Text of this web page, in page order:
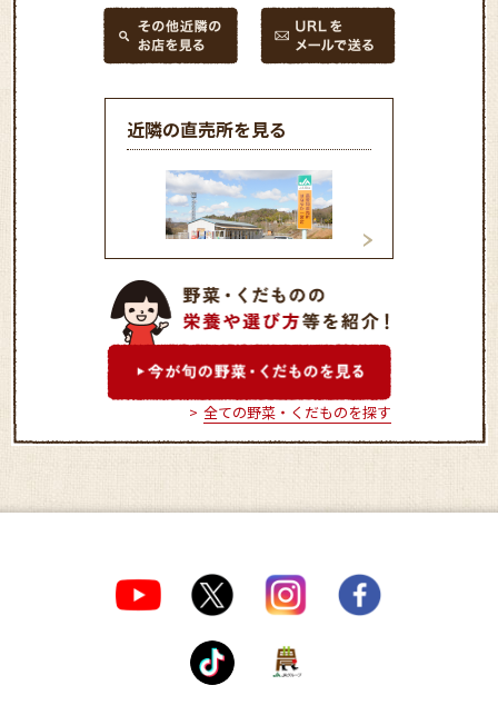
近隣の直売所を見る
はなやか一宮店
早島町直売所ふ
市
全ての野菜・くだものを探す